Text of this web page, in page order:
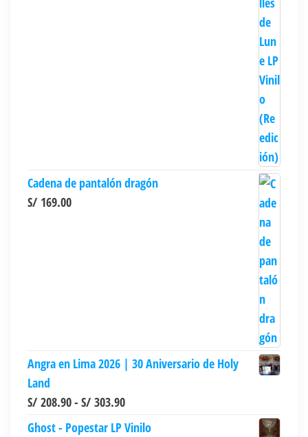
Cadena de pantalón dragón
S/ 169.00
Angra en Lima 2026 | 30 Aniversario de Holy
Land
S/ 208.90- S/ 303.90Rango
de
Ghost - Popestar LP Vinilo